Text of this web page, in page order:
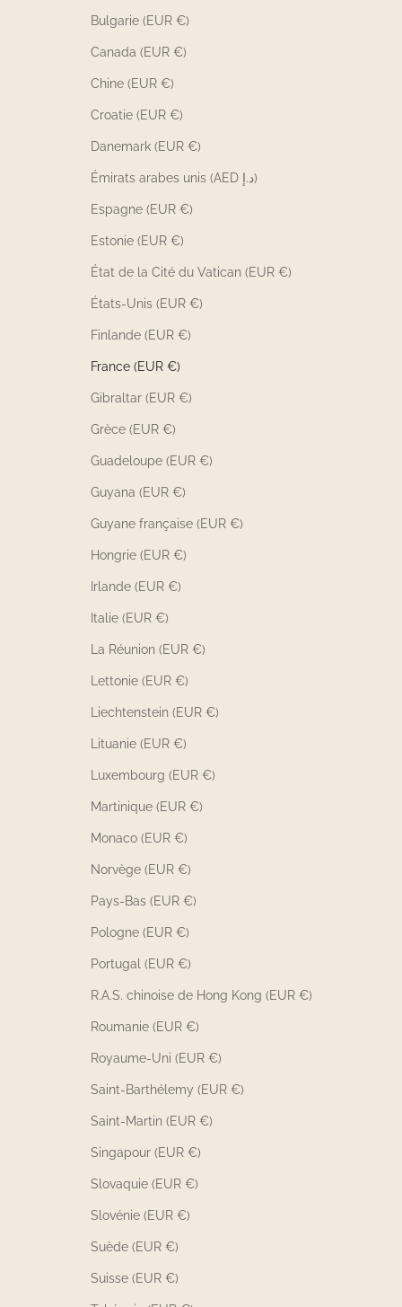
Bulgarie (EUR €)
Canada (EUR €)
Chine (EUR €)
Croatie (EUR €)
Danemark (EUR €)
Émirats arabes unis (AED د.إ)
Espagne (EUR €)
Estonie (EUR €)
État de la Cité du Vatican (EUR €)
États-Unis (EUR €)
Finlande (EUR €)
France (EUR €)
Gibraltar (EUR €)
Grèce (EUR €)
Guadeloupe (EUR €)
Guyana (EUR €)
Guyane française (EUR €)
Hongrie (EUR €)
Irlande (EUR €)
Italie (EUR €)
La Réunion (EUR €)
Lettonie (EUR €)
Liechtenstein (EUR €)
Lituanie (EUR €)
Luxembourg (EUR €)
Martinique (EUR €)
Monaco (EUR €)
Norvège (EUR €)
Pays-Bas (EUR €)
Pologne (EUR €)
Portugal (EUR €)
R.A.S. chinoise de Hong Kong (EUR €)
Roumanie (EUR €)
Royaume-Uni (EUR €)
Saint-Barthélemy (EUR €)
Saint-Martin (EUR €)
Singapour (EUR €)
Slovaquie (EUR €)
Slovénie (EUR €)
Suède (EUR €)
Suisse (EUR €)